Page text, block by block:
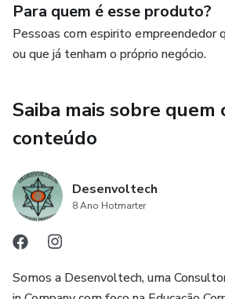
Para quem é esse produto?
Pessoas com espirito empreendedor
ou que já tenham o próprio negócio.
Saiba mais sobre quem
conteúdo
Desenvoltech
8 Ano Hotmarter
Somos a Desenvoltech, uma